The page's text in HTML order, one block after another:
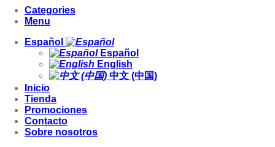
Categories
Menu
Español
Español
English
中文 (中国)
Inicio
Tienda
Promociones
Contacto
Sobre nosotros